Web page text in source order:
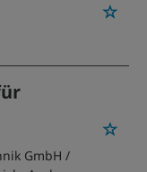
GmbH /